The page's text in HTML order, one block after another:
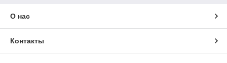
О нас
Контакты